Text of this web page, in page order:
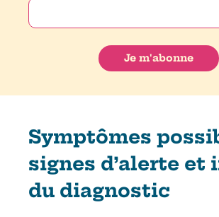
Symptômes
signes d’alerte et
du diagnostic